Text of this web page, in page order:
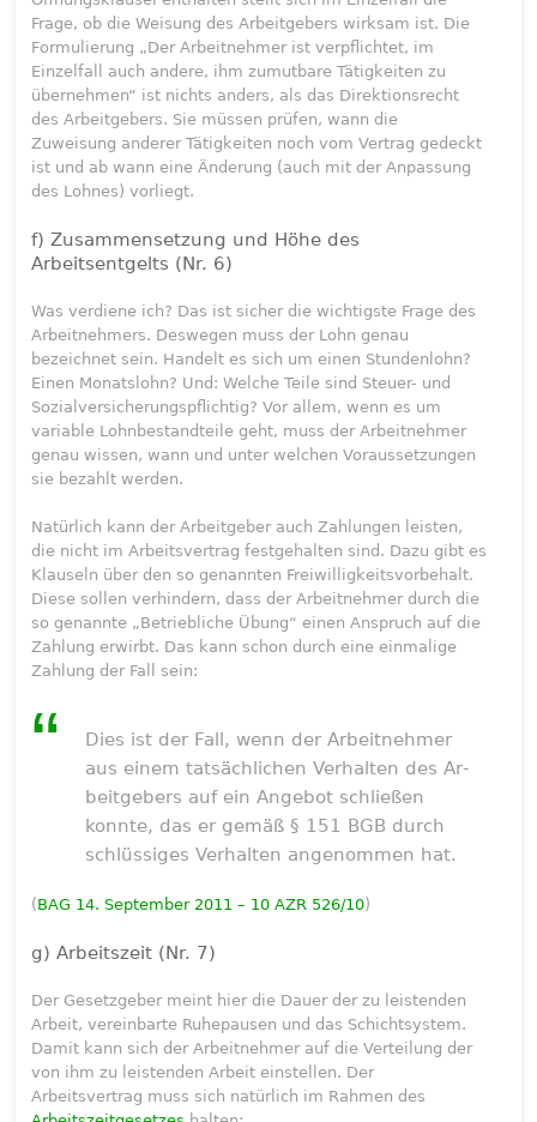
Frage, ob die Weisung des Arbeitgebers wirksam ist. Die
Formulierung „Der Arbeitnehmer ist verpflichtet, im
Einzelfall auch andere, ihm zumutbare Tätigkeiten zu
übernehmen“ ist nichts anders, als das Direktionsrecht
des Arbeitgebers. Sie müssen prüfen, wann die
Zuweisung anderer Tätigkeiten noch vom Vertrag gedeckt
ist und ab wann eine Änderung (auch mit der Anpassung
des Lohnes) vorliegt.
f) Zusammensetzung und Höhe des
Arbeitsentgelts (Nr. 6)
Was verdiene ich? Das ist sicher die wichtigste Frage des
Arbeitnehmers. Deswegen muss der Lohn genau
bezeichnet sein. Handelt es sich um einen Stundenlohn?
Einen Monatslohn? Und: Welche Teile sind Steuer- und
Sozialversicherungspflichtig? Vor allem, wenn es um
variable Lohnbestandteile geht, muss der Arbeitnehmer
genau wissen, wann und unter welchen Voraussetzungen
sie bezahlt werden.
Natürlich kann der Arbeitgeber auch Zahlungen leisten,
die nicht im Arbeitsvertrag festgehalten sind. Dazu gibt es
Klauseln über den so genannten Freiwilligkeitsvorbehalt.
Diese sollen verhindern, dass der Arbeitnehmer durch die
so genannte „Betriebliche Übung“ einen Anspruch auf die
Zahlung erwirbt. Das kann schon durch eine einmalige
Zahlung der Fall sein:
Dies ist der Fall, wenn der Ar­beit­neh­mer
aus ei­nem tatsächli­chen Ver­hal­ten des Ar­
beit­ge­bers auf ein An­ge­bot schließen
konn­te, das er gemäß § 151 BGB durch
schlüssi­ges Ver­hal­ten an­ge­nom­men hat.
(BAG 14. Sep­tem­ber 2011 – 10 AZR 526/10)
g) Arbeitszeit (Nr. 7)
Der Gesetzgeber meint hier die Dauer der zu leistenden
Arbeit, vereinbarte Ruhepausen und das Schichtsystem.
Damit kann sich der Arbeitnehmer auf die Verteilung der
von ihm zu leistenden Arbeit einstellen. Der
Arbeitsvertrag muss sich natürlich im Rahmen des